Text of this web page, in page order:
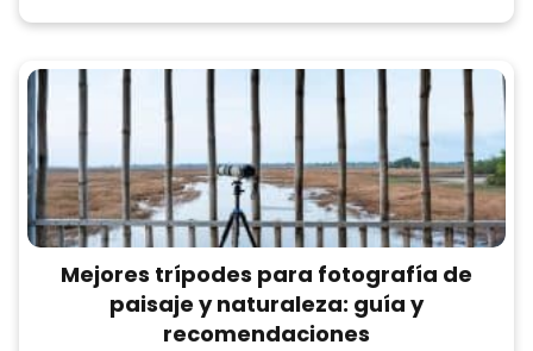
Mejores trípodes para fotografía de
paisaje y naturaleza: guía y
recomendaciones